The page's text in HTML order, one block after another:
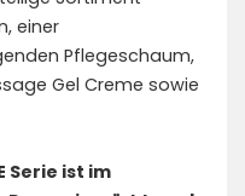
einer
Pflegeschaum,
Gel Creme sowie
Serie ist im